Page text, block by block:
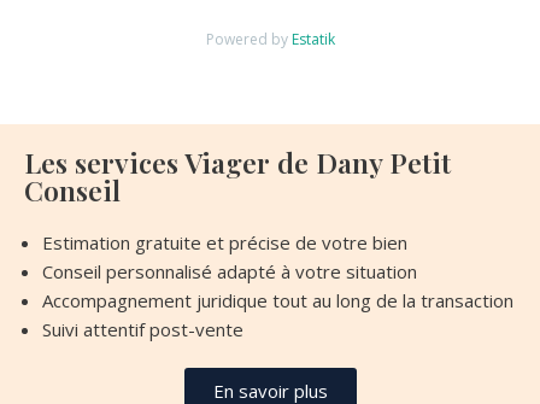
Powered by Estatik
Les services Viager de Dany Petit
Conseil
Estimation gratuite et précise de votre bien
Conseil personnalisé adapté à votre situation
Accompagnement juridique tout au long de la transaction
Suivi attentif post-vente
En savoir plus